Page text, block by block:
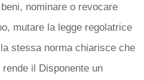
nominare o revocare
mutare la legge regolatrice
stessa norma chiarisce che
il Disponente un